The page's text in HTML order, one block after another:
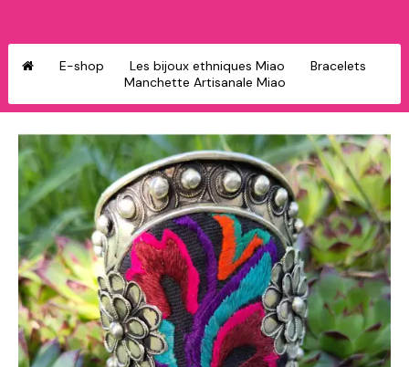
E-shop Les bijoux ethniques Miao
Bracelets
Manchette Artisanale Miao